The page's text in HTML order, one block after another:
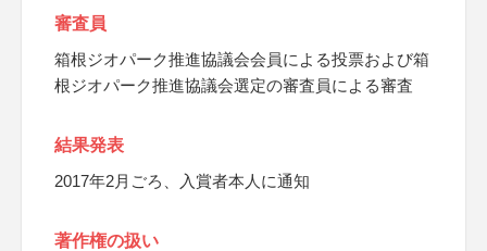
審査員
箱根ジオパーク推進協議会会員による投票および箱
根ジオパーク推進協議会選定の審査員による審査
結果発表
2017年2月ごろ、入賞者本人に通知
著作権の扱い